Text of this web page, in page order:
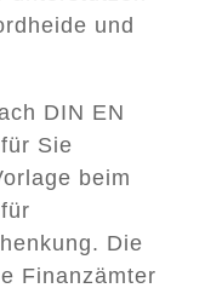
und
DIN EN
Sie
beim
Die
Finanzämter